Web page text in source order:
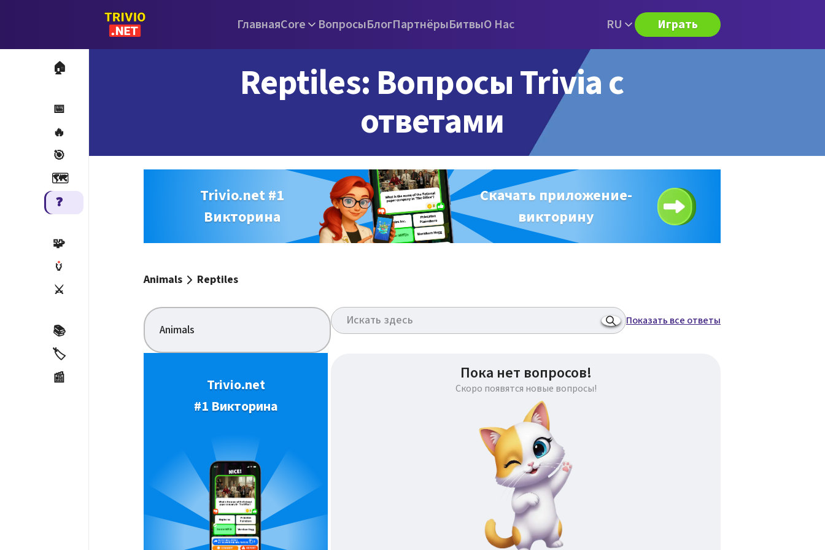
ГлавнаяCore ВопросыБлогПартнёрыБитвыО Нас RU Играть
🏠
📅
🔥
🎯
🗺️
❓
🧩
🏺
⚔️
📚
🏷️
📰
Reptiles: Вопросы Trivia с
ответами
Trivio.net #1
Викторина
Скачать приложение-
викторину
Animals Reptiles
Animals
Trivio.net
#1 Викторина
Показать все ответы
Пока нет вопросов!
Скоро появятся новые вопросы!